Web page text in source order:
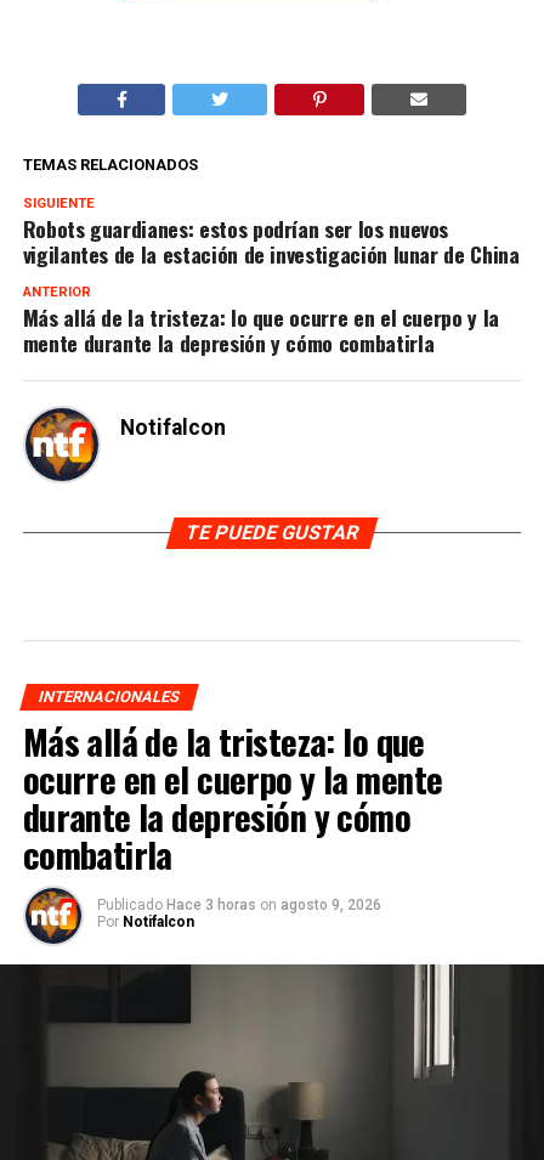
TEMAS RELACIONADOS
SIGUIENTE
Robots guardianes: estos podrían ser los nuevos
vigilantes de la estación de investigación lunar de China
ANTERIOR
Más allá de la tristeza: lo que ocurre en el cuerpo y la
mente durante la depresión y cómo combatirla
Notifalcon
TE PUEDE GUSTAR
INTERNACIONALES
Más allá de la tristeza: lo que
ocurre en el cuerpo y la mente
durante la depresión y cómo
combatirla
Publicado Hace 3 horas on agosto 9, 2026
Por Notifalcon